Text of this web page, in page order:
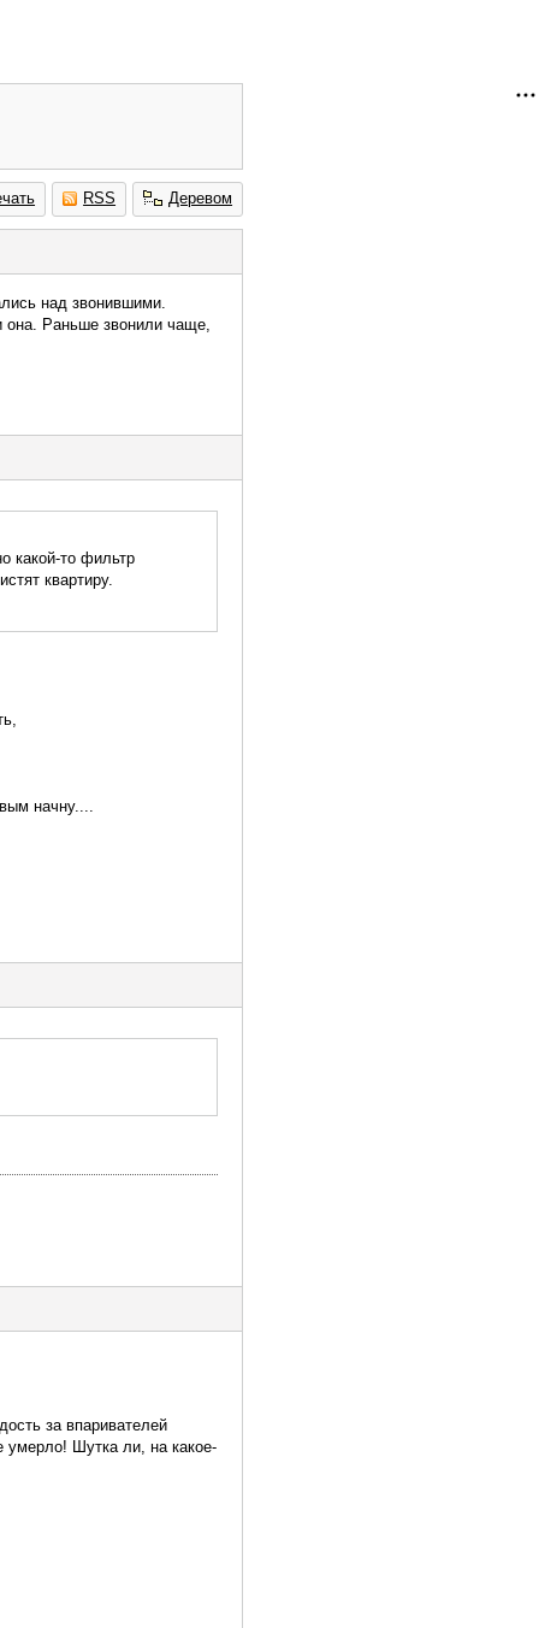
RSS Деревом
над звонившими.
она. Раньше звонили чаще,
какой-то фильтр
квартиру.
начну....
за впаривателей
умерло! Шутка ли, на какое-